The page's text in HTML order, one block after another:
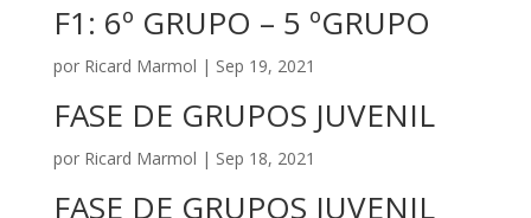
F1: 6º GRUPO – 5 ºGRUPO
por Ricard Marmol | Sep 19, 2021
FASE DE GRUPOS JUVENIL
por Ricard Marmol | Sep 18, 2021
FASE DE GRUPOS JUVENIL